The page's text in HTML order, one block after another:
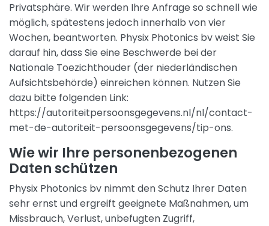
Privatsphäre. Wir werden Ihre Anfrage so schnell wie
möglich, spätestens jedoch innerhalb von vier
Wochen, beantworten. Physix Photonics bv weist Sie
darauf hin, dass Sie eine Beschwerde bei der
Nationale Toezichthouder (der niederländischen
Aufsichtsbehörde) einreichen können. Nutzen Sie
dazu bitte folgenden Link:
https://autoriteitpersoonsgegevens.nl/nl/contact-
met-de-autoriteit-persoonsgegevens/tip-ons.
Wie wir Ihre personenbezogenen
Daten schützen
Physix Photonics bv nimmt den Schutz Ihrer Daten
sehr ernst und ergreift geeignete Maßnahmen, um
Missbrauch, Verlust, unbefugten Zugriff,